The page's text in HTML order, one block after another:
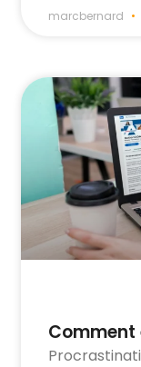
marcbernard
Comment